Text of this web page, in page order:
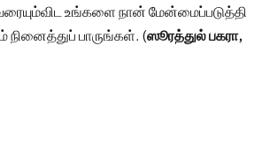
உங்களை நான் மேன்மைப்படுத்தி
நினைத்துப் பாருங்கள். (ஸூரத்துல் பகரா,